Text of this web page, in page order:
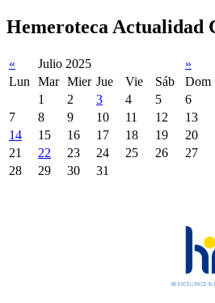
Hemeroteca Actualidad
« Julio 2025
»
Lun
Mar Mier Jue Vie Sáb
Dom
1
2 3 4 5
6
7
8 9 10 11 12
13
14
15 16 17 18 19
20
21
22 23 24 25 26
27
28
29 30 31